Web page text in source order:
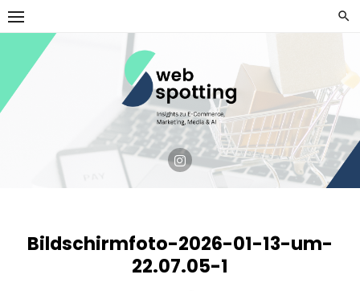
Skip
to
content
Bildschirmfoto-2026-01-13-um-
22.07.05-1